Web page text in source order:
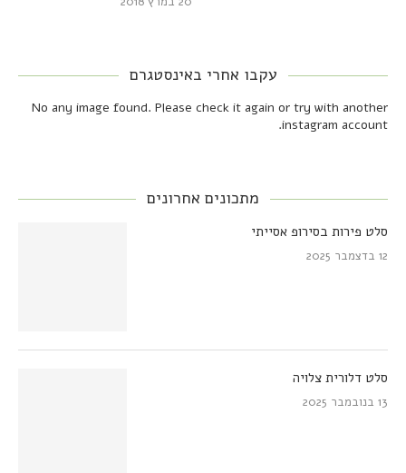
עקבו אחרי באינסטגרם
No any image found. Please check it again or try with another
instagram account.
מתכונים אחרונים
סלט פירות בסירופ אסייתי
12 בדצמבר 2025
סלט דלורית צלויה
13 בנובמבר 2025